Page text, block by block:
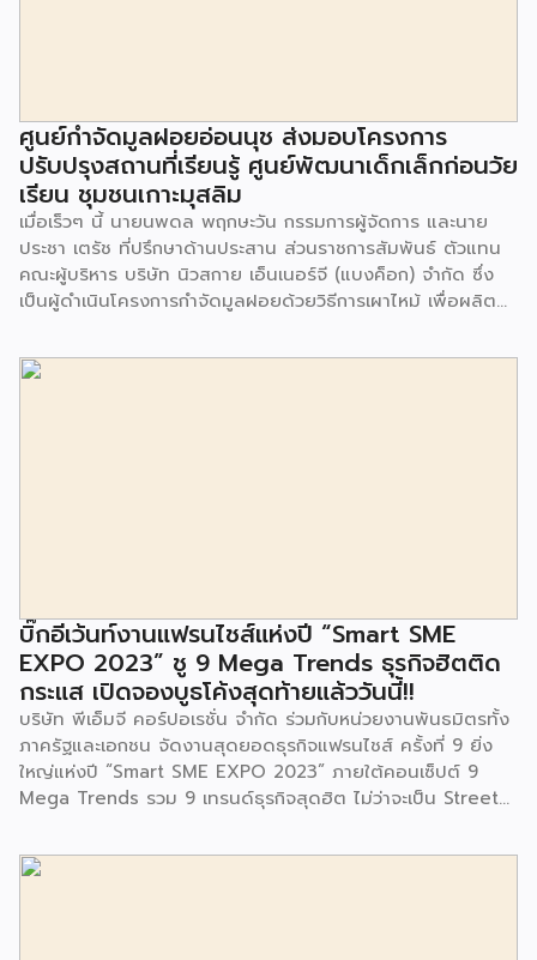
ศูนย์กำจัดมูลฝอยอ่อนนุช ส่งมอบโครงการ
ปรับปรุงสถานที่เรียนรู้ ศูนย์พัฒนาเด็กเล็กก่อนวัย
เรียน ชุมชนเกาะมุสลิม
เมื่อเร็วๆ นี้ นายนพดล พฤกษะวัน กรรมการผู้จัดการ และนาย
ประชา เตรัช ที่ปรึกษาด้านประสาน ส่วนราชการสัมพันธ์ ตัวแทน
คณะผู้บริหาร บริษัท นิวสกาย เอ็นเนอร์จี (แบงค็อก) จํากัด ซึ่ง
เป็นผู้ดำเนินโครงการกำจัดมูลฝอยด้วยวิธีการเผาไหม้ เพื่อผลิต
มูลฝอยอ่อนนุช เป็นประธานในพิธีส่งมอบโครงการปรับปรุงสถาน
ที่เรียนรู้ ศูนย์พัฒนาเด็กเล็ก ก่อนวัยเรียน ชุมชนเกาะมุสลิม แขวง
จนประชาชนในชุมชนและพื้นที่ใกล้เคียง รวมถึงคณะครู ผู้ปกครอง
และนักเรียนจากศูนย์พัฒนาเด็กเล็กก่อนวัยเรียน ชุมชนเกาะมุสลิม
ร่วมเป็นเกียรติในพิธีดังกล่าว โครงการกำจัดมูลฝอยด้วยวิธีการ
เผาไหม้ฯ ยังมีกิจกรรมเพื่อสังคมหรือ CSR อื่นๆ อีกมากมาย กับ
ชุมชนรอบๆ พื้นที่โครงการอย่างต่อเนื่อง อาทิ การลงพื้นที่
ประชาสัมพันธ์ […]
บิ๊กอีเว้นท์งานแฟรนไชส์แห่งปี “Smart SME
EXPO 2023” ชู 9 Mega Trends ธุรกิจฮิตติด
กระแส เปิดจองบูธโค้งสุดท้ายแล้ววันนี้!!
บริษัท พีเอ็มจี คอร์ปอเรชั่น จำกัด ร่วมกับหน่วยงานพันธมิตรทั้ง
ภาครัฐและเอกชน จัดงานสุดยอดธุรกิจแฟรนไชส์ ครั้งที่ 9 ยิ่ง
ใหญ่แห่งปี “Smart SME EXPO 2023” ภายใต้คอนเซ็ปต์ 9
Mega Trends รวม 9 เทรนด์ธุรกิจสุดฮิต ไม่ว่าจะเป็น Street
Trends, Coffee & Beverage Trends, Education Trends,
Health & Wellness Trends, E-Commerce Trends,